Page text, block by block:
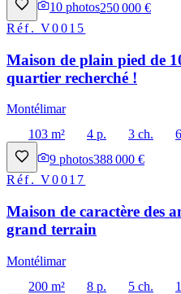
10 photos250 000 €
Réf.V0015
Maison de plain pied de
quartier recherché !
Montélimar
103 m²
4 p. 3 ch.
9 photos388 000 €
Réf.V0017
Maison de caractère des
grand terrain
Montélimar
200 m²
8 p. 5 ch.